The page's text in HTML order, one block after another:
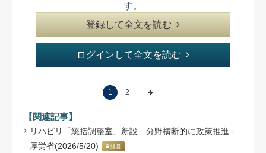
す。
登録して全文を読む
ログインして全文を読む
1 2
【関連記事】
リハビリ「統括調整室」新設 分野横断的に政策推進 -
厚労省(2026/5/20)
経営